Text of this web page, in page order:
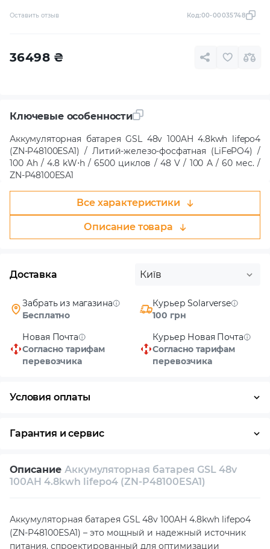
Оставить отзыв Код:00-00035748
36498 ₴
Ключевые особенности
Аккумуляторная батарея GSL 48v 100AH 4.8kwh lifepo4
(ZN-P48100ESA1) / Литий-железо-фосфатная (LiFePO4) /
100 Ah / 4.8 kW⋅h / 6500 циклов / 48 V / 100 A / 60 мес. /
ZN-P48100ESA1
Все характеристики
Описание товара
Доставка Київ
Забрать из магазина
Бесплатно
Курьер Solarverse
100 грн
Новая Почта
Согласно тарифам
перевозчика
Курьер Новая Почта
Согласно тарифам
перевозчика
Условия оплаты
Гарантия и сервис
Собственный сервисный центр
Описание Аккумуляторная батарея GSL 48v
100AH 4.8kwh lifepo4 (ZN-P48100ESA1)
Аккумуляторная батарея GSL 48v 100AH 4.8kwh lifepo4
(ZN-P48100ESA1) – это мощный и надежный источник
питания, спроектированный для оптимизации